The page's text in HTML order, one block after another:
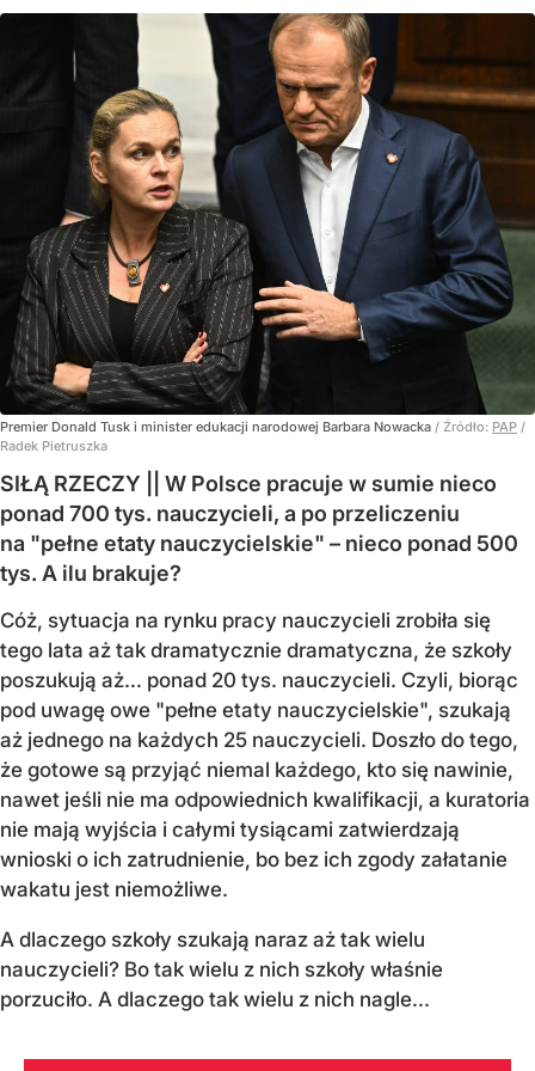
Premier Donald Tusk i minister edukacji narodowej Barbara Nowacka / Źródło: PAP /
Radek Pietruszka
SIŁĄ RZECZY || W Polsce pracuje w sumie nieco
ponad 700 tys. nauczycieli, a po przeliczeniu
na "pełne etaty nauczycielskie" – nieco ponad 500
tys. A ilu brakuje?
Cóż, sytuacja na rynku pracy nauczycieli zrobiła się
tego lata aż tak dramatycznie dramatyczna, że szkoły
poszukują aż… ponad 20 tys. nauczycieli. Czyli, biorąc
pod uwagę owe "pełne etaty nauczycielskie", szukają
aż jednego na każdych 25 nauczycieli. Doszło do tego,
że gotowe są przyjąć niemal każdego, kto się nawinie,
nawet jeśli nie ma odpowiednich kwalifikacji, a kuratoria
nie mają wyjścia i całymi tysiącami zatwierdzają
wnioski o ich zatrudnienie, bo bez ich zgody załatanie
wakatu jest niemożliwe.
A dlaczego szkoły szukają naraz aż tak wielu
nauczycieli? Bo tak wielu z nich szkoły właśnie
porzuciło. A dlaczego tak wielu z nich nagle...